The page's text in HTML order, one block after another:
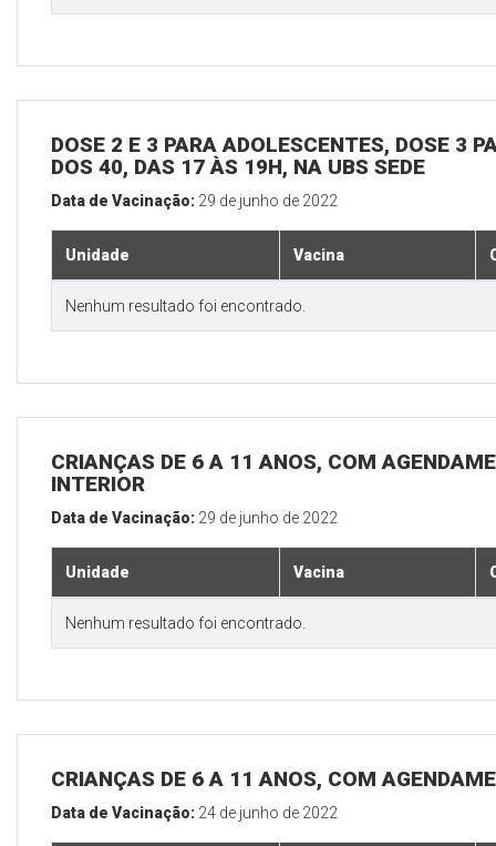
DOSE 2 E 3 PARA ADOLESCENTES, DOSE 3
DOS 40, DAS 17 ÀS 19H, NA UBS SEDE
Data de Vacinação: 29 de junho de 2022
Unidade Vacina
Nenhum resultado foi encontrado.
CRIANÇAS DE 6 A 11 ANOS, COM
INTERIOR
Data de Vacinação: 29 de junho de 2022
Unidade Vacina
Nenhum resultado foi encontrado.
CRIANÇAS DE 6 A 11 ANOS, COM
Data de Vacinação: 24 de junho de 2022